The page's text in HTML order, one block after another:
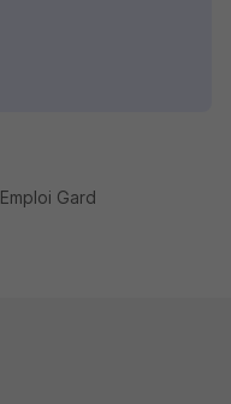
Emploi Gard